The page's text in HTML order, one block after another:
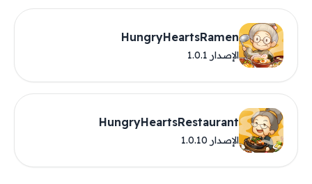
HungryHeartsRamen
الإصدار 1.0.1
HungryHeartsRestaurant
الإصدار 1.0.10